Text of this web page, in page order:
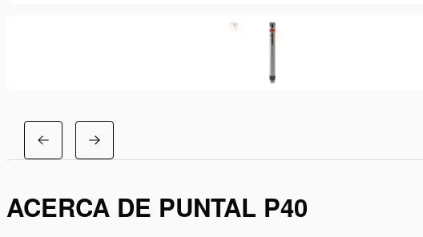
ACERCA DE PUNTAL P40